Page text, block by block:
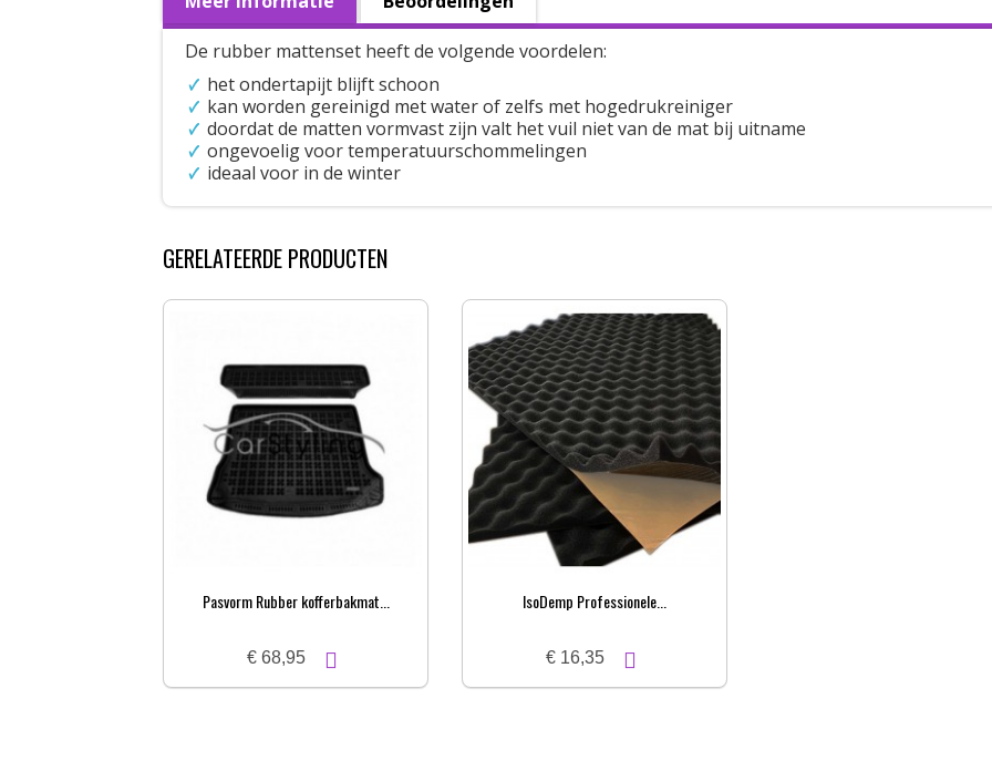
De rubber mattenset heeft de volgende voordelen:
het ondertapijt blijft schoon
kan worden gereinigd met water of zelfs met hogedrukreiniger
doordat de matten vormvast zijn valt het vuil niet van de mat bij uitname
ongevoelig voor temperatuurschommelingen
ideaal voor in de winter
GERELATEERDE PRODUCTEN
Pasvorm Rubber kofferbakmat...
€ 68,95
IsoDemp Professionele...
€ 16,35